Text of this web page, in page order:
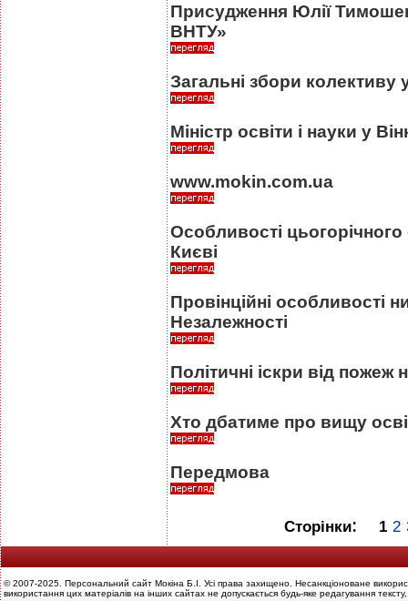
Присудження Юлії
ВНТУ»
Загальні збори колективу
Міністр освіти і науки у
www.mokin.com.ua
Особливості
Києві
Провінційні особливості
Незалежності
Політичні іскри від пожеж
Хто дбатиме про вищу
Передмова
Сторінки: 1 2
© 2007-2025. Персональний сайт Мокіна Б.І. Усі права захищено. Несанкціоноване
використання цих матеріалів на інших сайтах не допускається будь-яке редагування